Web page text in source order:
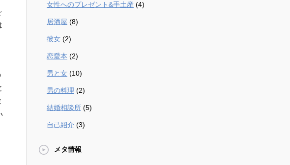
女性へのプレゼント&手土産 (4)
居酒屋 (8)
彼女 (2)
恋愛本 (2)
男と女 (10)
男の料理 (2)
結婚相談所 (5)
自己紹介 (3)
メタ情報